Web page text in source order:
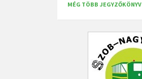
MÉG TÖBB JEGYZŐKÖNYV